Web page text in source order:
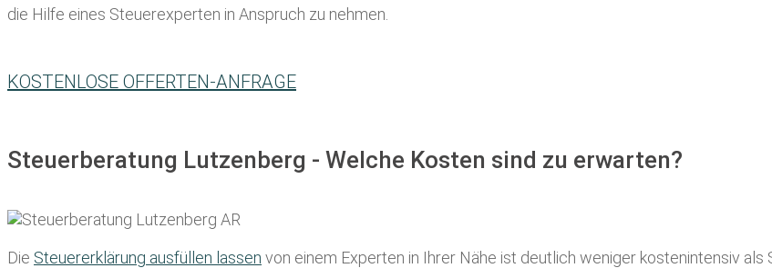
die Hilfe eines Steuerexperten in Anspruch zu nehmen.
KOSTENLOSE OFFERTEN-ANFRAGE
Steuerberatung Lutzenberg - Welche Kosten sind zu erwarten?
Die Steuererklärung ausfüllen lassen von einem Experten in Ihrer Nähe ist deutlich weniger kostenintensiv